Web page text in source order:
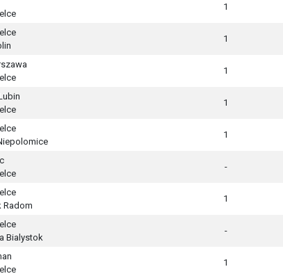
1
1
1
1
1
-
Radom
1
Bialystok
-
1